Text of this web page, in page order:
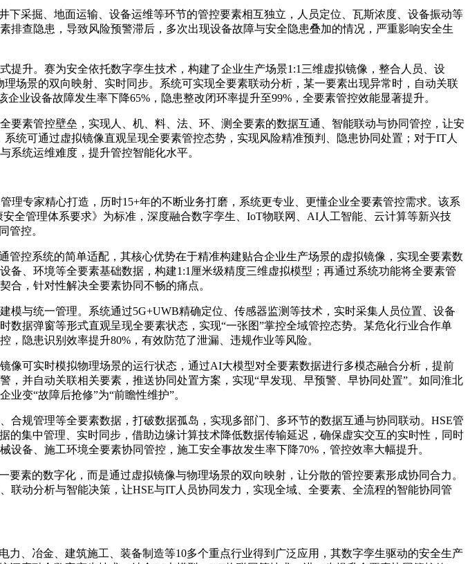
采掘、地面运输、设备运维等环节的管控要素相互独立，人员定位、瓦斯浓度、设备振动等
查隐患，导致风险预警滞后，多次出现设备故障与安全隐患叠加的情况，严重影响安全生
升。赛为安全依托数字孪生技术，构建了企业生产场景1:1三维虚拟镜像，整合人员、设
场景的双向映射、实时同步。系统可实现全要素联动分析，某一要素出现异常时，自动关联
业设备故障发生率下降65%，隐患整改闭环率提升至99%，全要素管控效能显著提升。
素管控壁垒，实现人、机、料、法、环、测全要素的数据互通、智能联动与协同管控，让安
统可通过虚拟镜像直观呈现全要素管控态势，实现风险精准预判、隐患协同处置；对于IT人
系统运维难度，提升管控智能化水平。
理专家精心打造，历时15+年的不断业务打磨，系统更专业、更懂企业全要素管控需求。该系
全管理体系要求》为标准，深度融合数字孪生、IoT物联网、AI人工智能、云计算等新兴技
管控。
控系统的简单适配，其核心优势在于精准构建贴合企业生产场景的虚拟镜像，实现全要素数
、环境等全要素基础数据，构建1:1厘米级精度三维虚拟模型；再通过系统功能将全要素管
合，针对性解决全要素协同不畅的痛点。
与统一管理。系统通过5G+UWB精确定位、传感器监测等技术，实时采集人员位置、设备
据弹窗等形式直观呈现全要素状态，实现“一张图”掌控全域管控态势。某危化行业合作单
隐患识别效率提升80%，有效防范了泄漏、违规作业等风险。
可实时模拟物理场景的运行状态，通过AI大模型对全要素数据进行多模态融合分析，提前
并自动关联相关要素，推送协同处置方案，实现“早发现、早预警、早协同处置”。如同淮北
变“故障后抢修”为“前瞻性维护”。
规管理等全要素数据，打破数据孤岛，实现多部门、多环节的数据互通与协同联动。HSE管
集中管理、实时同步，借助边缘计算技术降低数据传输延迟，确保虚实交互的实时性，同时
备、施工环境全要素协同管控，施工安全事故发生率下降70%，管控效率大幅提升。
素的数字化，而是通过虚拟镜像与物理场景的双向映射，让分散的管控要素形成协同合力。
动分析与智能决策，让HSE与IT人员协同发力，实现全域、全要素、全流程的智能协同管
、冶金、建筑施工、装备制造等10多个重点行业得到广泛应用，其数字孪生驱动的安全生产